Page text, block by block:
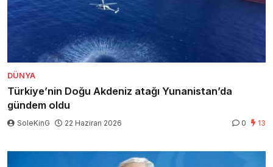
DÜNYA
Türkiye’nin Doğu Akdeniz atağı Yunanistan’da
gündem oldu
SoleKinG 22 Haziran 2026 0 13